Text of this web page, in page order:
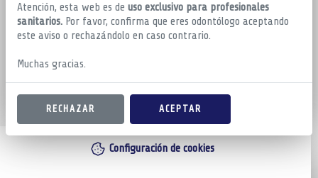
Atención, esta web es de uso exclusivo para profesionales
sanitarios. Por favor, confirma que eres odontólogo aceptando
este aviso o rechazándolo en caso contrario.
Muchas gracias.
RECHAZAR ACEPTAR
Configuración de cookies